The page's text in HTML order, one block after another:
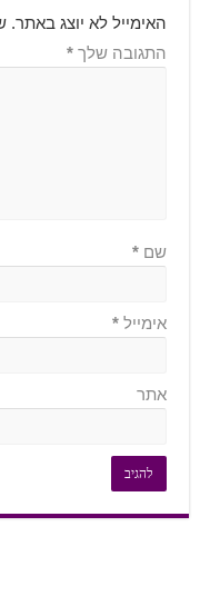
האימייל לא יוצג באתר.
התגובה שלך*
שם*
אימייל*
אתר